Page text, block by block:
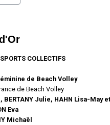
COLLECTIFS
de Beach Volley
de Beach Volley
BERTANY Julie, HAHN Lisa-May et
Eva
Michaël